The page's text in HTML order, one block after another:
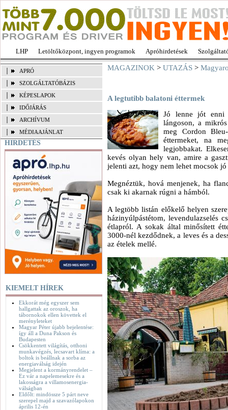
LHP Letöltőközpont, ingyen programok Apróhirdetések
APRÓ
SZOLGÁLTATÓBÁZIS
KÉPESLAPOK
IDŐJÁRÁS
ARCHÍVUM
MÉDIAAJÁNLAT
HIRDETÉS
KIEMELT HÍREK
Ekkorát még egyszer sem
hallgattak az oroszok, ha
tábornokok ellen követtek el
merényleteket
Magyar Péter újabb bejelentése:
így áll a Duna Pakson és
Budapesten
Csökkentett világítás, otthoni
munkavégzés, lecsavart klíma: a
boltok is beállnak a sorba az
energiaválság idején
Megjelent a kormányrendelet –
Ez vár a napelemesekre és a
lakosságra a villamosenergia-
válságban
Eldőlt: mindössze 5 párt neve
szerepel majd a szavazólapokon
április 12-én
MAGAZINOK > UTAZÁS >
A legtutibb balatoni éttermek
Jó lenne jót enni
lángoson, a
meg Cordon
éttermeket, na
legjobbakat.
kevés olyan hely van, amire a
jelenti azt, hogy nem lehet mocsok
Megnéztük, hová menjenek, ha
csak ki akarnak rúgni a hámból.
A legtöbb listán előkelő helyen
házinyúlpástétom, levendulazselés
étlapról. A sokak által minősített
3000-nél kezdődnek, a leves és a
az ételek mellé.